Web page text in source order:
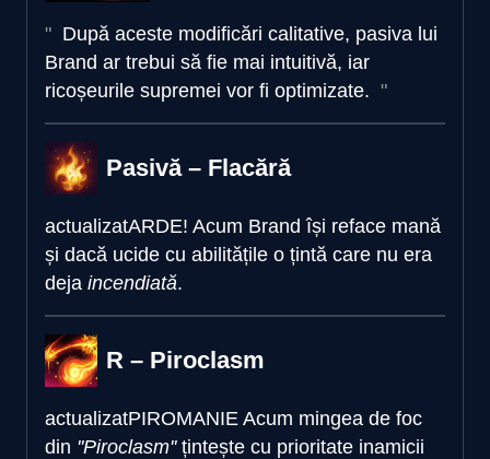
După aceste modificări calitative, pasiva lui
Brand ar trebui să fie mai intuitivă, iar
ricoșeurile supremei vor fi optimizate.
Pasivă – Flacără
actualizatARDE! Acum Brand își reface mană
și dacă ucide cu abilitățile o țintă care nu era
deja incendiată.
R – Piroclasm
actualizatPIROMANIE Acum mingea de foc
din ''Piroclasm''țintește cu prioritate inamicii